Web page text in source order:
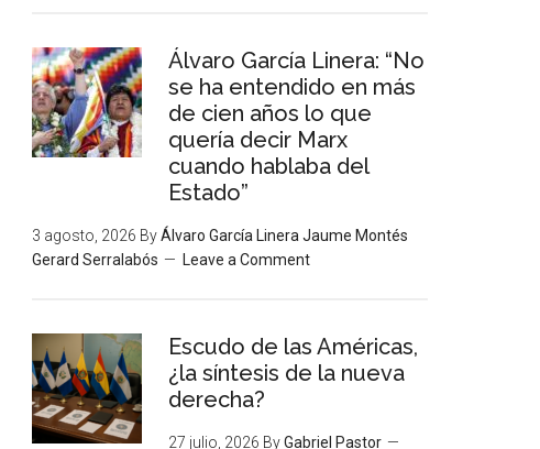
Álvaro García Linera: “No
se ha entendido en más
de cien años lo que
quería decir Marx
cuando hablaba del
Estado”
3 agosto, 2026 ByÁlvaro García Linera Jaume Montés
Gerard Serralabós
Leave a Comment
Escudo de las Américas,
¿la síntesis de la nueva
derecha?
27 julio, 2026 ByGabriel Pastor